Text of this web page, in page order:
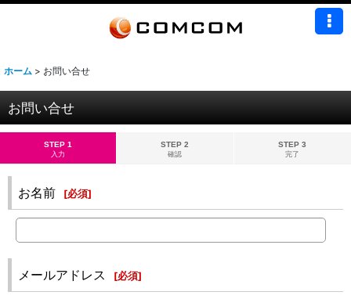
ホーム > お問い合せ
お問い合せ
STEP 1
入力
STEP 2
確認
STEP 3
完了
お名前 [必須]
メールアドレス [必須]